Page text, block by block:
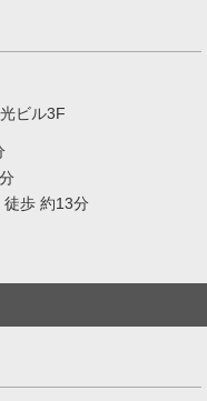
ビル3F
徒歩 約13分